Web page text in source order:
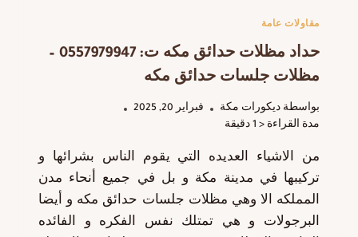
مقاولات عامة
حداد مظلات حدائق مكه ت: 0557979947 –
مظلات جلسات حدائق مكه
بواسطة ديكورات مكة
فبراير 20, 2025
مدة القراءة < 1 دقيقة
من الاشياء العديده التي يقوم الناس بشرائها و
تركيبها في مدينة مكة و بل في جميع أنحاء مدن
المملكه الا وهي مظلات جلسات حدائق مكه و أيضا
البرجولات و هي تمتلك نفس الفكره و الفائده